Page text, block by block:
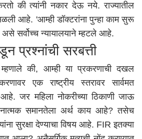
की त्यांनी नकार देऊ नये. राज्यातील
आहे. 'आम्ही डॉक्टरांना पुन्हा काम सुरू
असे सर्वोच्च न्यायालयाने म्हटले आहे.
प्रश्नांची सरबत्ती
की, आम्ही या प्रकरणाची दखल
एक राष्ट्रीय स्तरावर सार्वमत
जर महिला नोकरीच्या ठिकाणी जाऊ
समानतेला अर्थ काय आहे? तसेच
सुरक्षा देण्याचा विषय आहे. FIR इतक्या